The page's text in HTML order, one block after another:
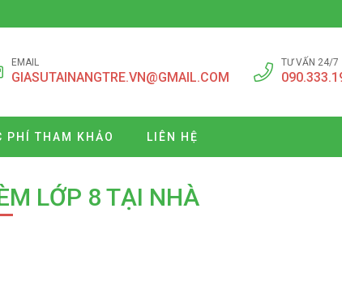
EMAIL
GIASUTAINANGTRE.VN@GMAIL.COM
TƯ VẤN 24/7
PHÍ THAM KHẢO LIÊN HỆ
LỚP 8 TẠI NHÀ